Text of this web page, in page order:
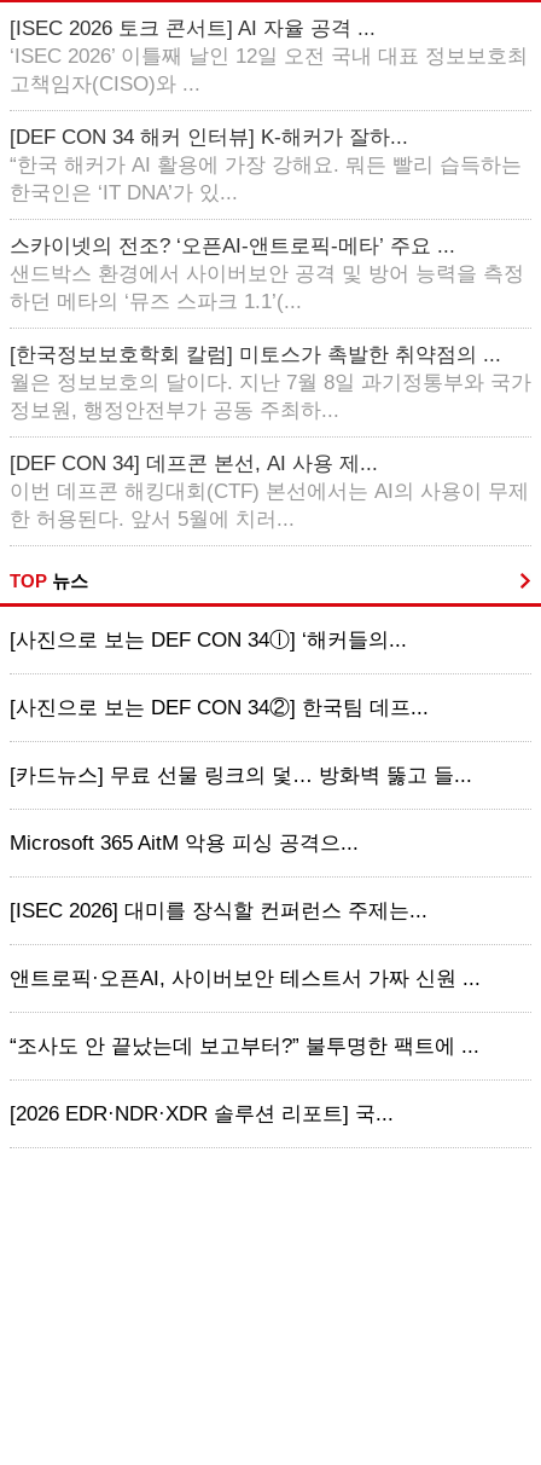
[ISEC 2026 토크 콘서트] AI 자율 공격 ...
‘ISEC 2026’ 이틀째 날인 12일 오전 국내 대표 정보보호최
고책임자(CISO)와 ...
[DEF CON 34 해커 인터뷰] K-해커가 잘하...
“한국 해커가 AI 활용에 가장 강해요. 뭐든 빨리 습득하는
한국인은 ‘IT DNA’가 있...
스카이넷의 전조? ‘오픈AI-앤트로픽-메타’ 주요 ...
샌드박스 환경에서 사이버보안 공격 및 방어 능력을 측정
하던 메타의 ‘뮤즈 스파크 1.1’(...
[한국정보보호학회 칼럼] 미토스가 촉발한 취약점의 ...
월은 정보보호의 달이다. 지난 7월 8일 과기정통부와 국가
정보원, 행정안전부가 공동 주최하...
[DEF CON 34] 데프콘 본선, AI 사용 제...
이번 데프콘 해킹대회(CTF) 본선에서는 AI의 사용이 무제
한 허용된다. 앞서 5월에 치러...
TOP 뉴스
[사진으로 보는 DEF CON 34ⓛ] ‘해커들의...
[사진으로 보는 DEF CON 34②] 한국팀 데프...
[카드뉴스] 무료 선물 링크의 덫… 방화벽 뚫고 들...
Microsoft 365 AitM 악용 피싱 공격으...
[ISEC 2026] 대미를 장식할 컨퍼런스 주제는...
앤트로픽·오픈AI, 사이버보안 테스트서 가짜 신원 ...
“조사도 안 끝났는데 보고부터?” 불투명한 팩트에 ...
[2026 EDR·NDR·XDR 솔루션 리포트] 국...